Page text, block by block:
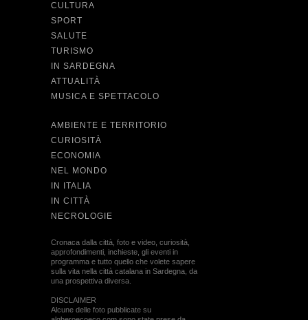
CULTURA
SPORT
SALUTE
TURISMO
IN SARDEGNA
ATTUALITÀ
MUSICA E SPETTACOLO
AMBIENTE E TERRITORIO
CURIOSITÀ
ECONOMIA
NEL MONDO
IN ITALIA
IN CITTÀ
NECROLOGIE
Cronaca dalla città, foto e video, curiosità,
approfondimenti, inchieste, gli eventi in
programma e tutto quello che volete sapere
sulla vita nella città catalana in Sardegna, da
una prospettiva diversa.
DISCLAIMER
Alcune delle foto pubblicate su